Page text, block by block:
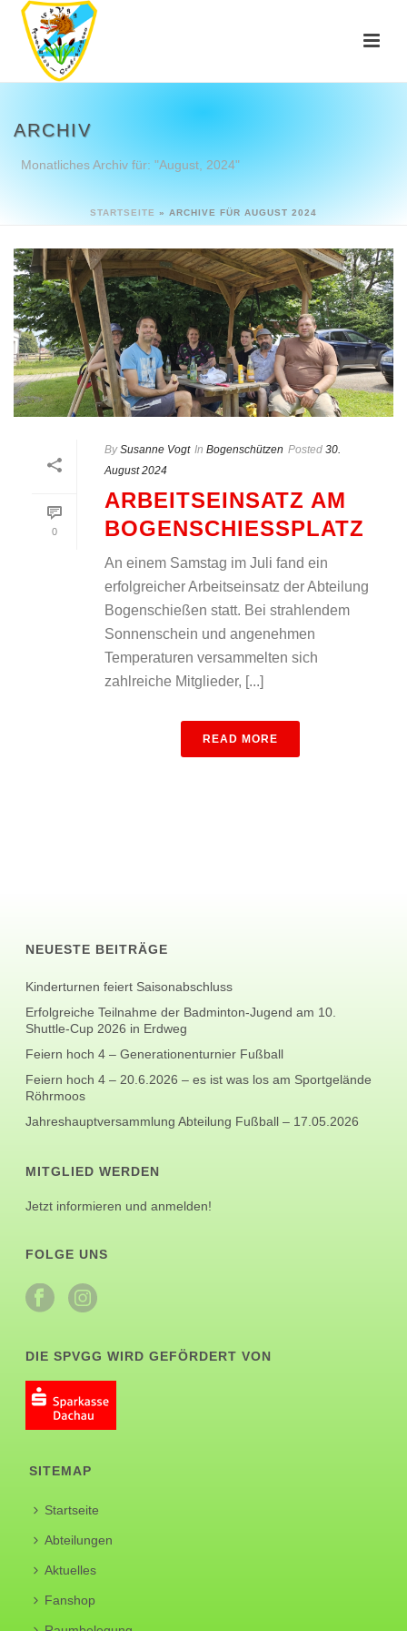
ARCHIV
Monatliches Archiv für: "August, 2024"
STARTSEITE » ARCHIVE FÜR AUGUST 2024
0
By Susanne Vogt In Bogenschützen Posted 30.
August 2024
ARBEITSEINSATZ AM
BOGENSCHIESSPLATZ
An einem Samstag im Juli fand ein
erfolgreicher Arbeitseinsatz der Abteilung
Bogenschießen statt. Bei strahlendem
Sonnenschein und angenehmen
Temperaturen versammelten sich
zahlreiche Mitglieder, [...]
READ MORE
NEUESTE BEITRÄGE
Kinderturnen feiert Saisonabschluss
Erfolgreiche Teilnahme der Badminton-Jugend am 10.
Shuttle-Cup 2026 in Erdweg
Feiern hoch 4 – Generationenturnier Fußball
Feiern hoch 4 – 20.6.2026 – es ist was los am Sportgelände
Röhrmoos
Jahreshauptversammlung Abteilung Fußball – 17.05.2026
MITGLIED WERDEN
Jetzt informieren und anmelden!
FOLGE UNS
DIE SPVGG WIRD GEFÖRDERT VON
SITEMAP
Startseite
Abteilungen
Aktuelles
Fanshop